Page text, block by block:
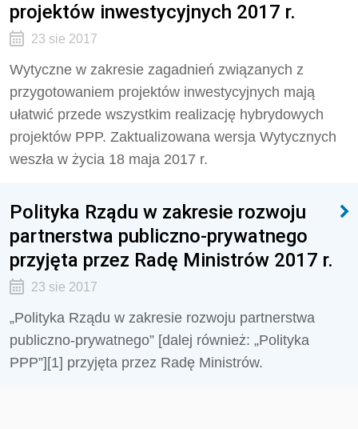
projektów inwestycyjnych 2017 r.
23 sie 2017
Wytyczne w zakresie zagadnień związanych z
przygotowaniem projektów inwestycyjnych mają
ułatwić przede wszystkim realizację hybrydowych
projektów PPP. Zaktualizowana wersja Wytycznych
weszła w życia 18 maja 2017 r.
Polityka Rządu w zakresie rozwoju
partnerstwa publiczno-prywatnego
przyjęta przez Radę Ministrów 2017 r.
23 sie 2017
„Polityka Rządu w zakresie rozwoju partnerstwa
publiczno-prywatnego” [dalej również: „Polityka
PPP”][1] przyjęta przez Radę Ministrów.